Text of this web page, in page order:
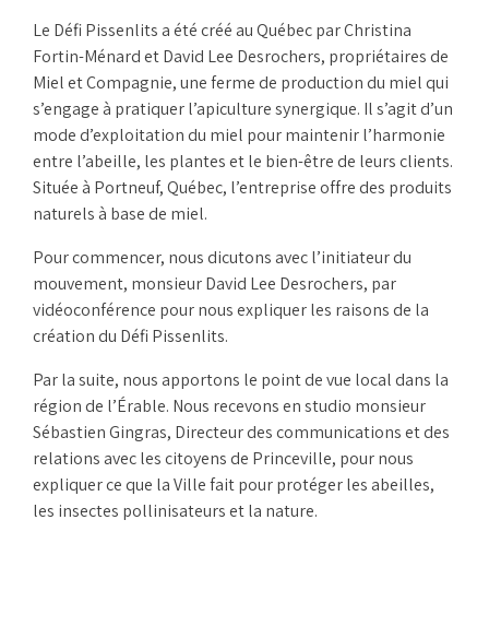
Le Défi Pissenlits a été créé au Québec par Christina
Fortin-Ménard et David Lee Desrochers, propriétaires de
Miel et Compagnie, une ferme de production du miel qui
s’engage à pratiquer l’apiculture synergique. Il s’agit d’un
mode d’exploitation du miel pour maintenir l’harmonie
entre l’abeille, les plantes et le bien-être de leurs clients.
Située à Portneuf, Québec, l’entreprise offre des produits
naturels à base de miel.
Pour commencer, nous dicutons avec l’initiateur du
mouvement, monsieur David Lee Desrochers, par
vidéoconférence pour nous expliquer les raisons de la
création du Défi Pissenlits.
Par la suite, nous apportons le point de vue local dans la
région de l’Érable. Nous recevons en studio monsieur
Sébastien Gingras, Directeur des communications et des
relations avec les citoyens de Princeville, pour nous
expliquer ce que la Ville fait pour protéger les abeilles,
les insectes pollinisateurs et la nature.